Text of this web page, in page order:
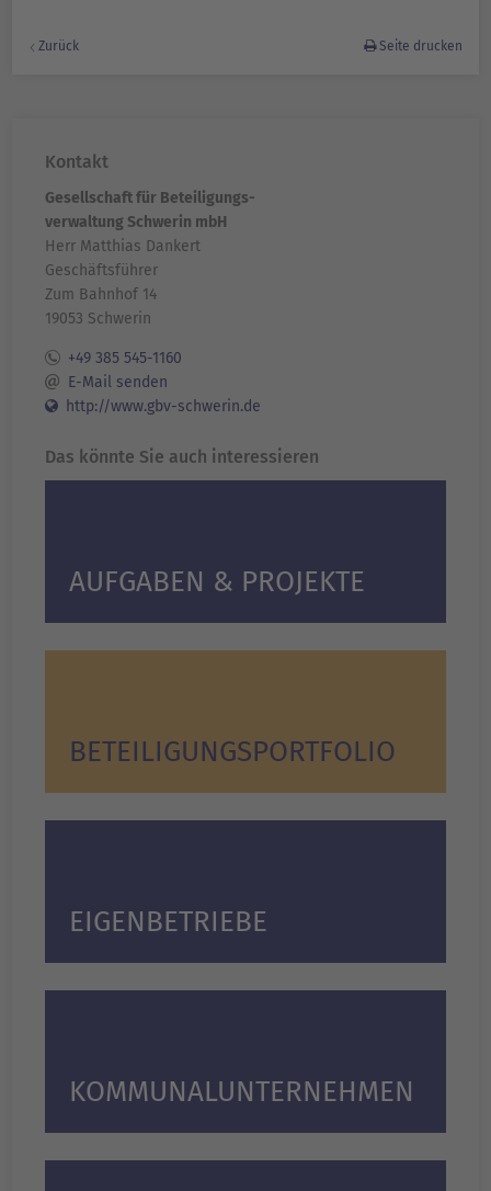
Zurück Seite drucken
Kontakt
Gesellschaft für Beteiligungs-
verwaltung Schwerin mbH
Herr Matthias Dankert
Geschäftsführer
Zum Bahnhof 14
19053 Schwerin
+49 385 545-1160
E-Mail senden
http://www.gbv-schwerin.de
Das könnte Sie auch interessieren
AUFGABEN & PROJEKTE
BETEILIGUNGS­PORTFOLIO
EIGENBETRIEBE
KOMMUNAL­UNTERNEHMEN